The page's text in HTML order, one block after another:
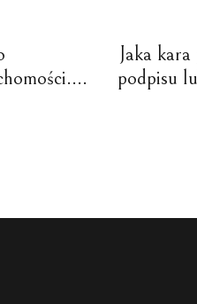
Jaka
podpisu